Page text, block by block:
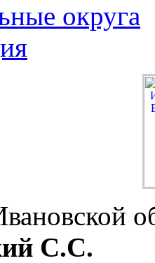
округа
C.C.